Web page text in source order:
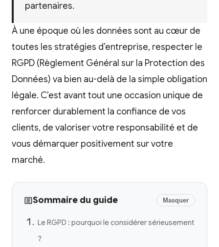
partenaires.
À une époque où les données sont au cœur de
toutes les stratégies d’entreprise, respecter le
RGPD (Règlement Général sur la Protection des
Données) va bien au-delà de la simple obligation
légale. C’est avant tout une occasion unique de
renforcer durablement la confiance de vos
clients, de valoriser votre responsabilité et de
vous démarquer positivement sur votre
marché.
Sommaire du guide Masquer
Le RGPD : pourquoi le considérer sérieusement
?